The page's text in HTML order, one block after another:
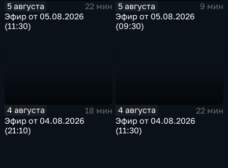
5 августа
22 мин
Эфир от 05.08.2026
(11:30)
5 августа
9 мин
Эфир от 05.08.2026
(09:30)
4 августа
18 мин
Эфир от 04.08.2026
(21:10)
4 августа
22 мин
Эфир от 04.08.2026
(11:30)